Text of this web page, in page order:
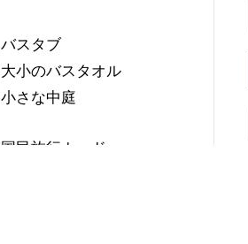
バスタブ
大小のバスタオル
小さな中庭
国民旅行カード